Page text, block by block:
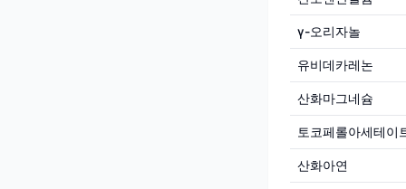
γ-오리자놀
유비데카레논
산화마그네슘
토코페롤아세테이
산화아연